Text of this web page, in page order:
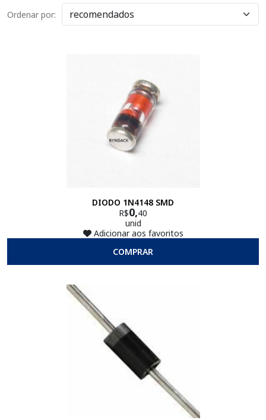
Ordenar por:
DIODO 1N4148 SMD
R$0,40
unid
Adicionar aos favoritos
COMPRAR